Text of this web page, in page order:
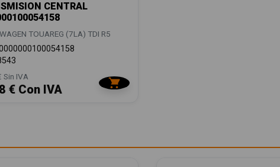
CENTRAL
TOUAREG (7LA) TDI R5
Sin IVA
€ Con IVA